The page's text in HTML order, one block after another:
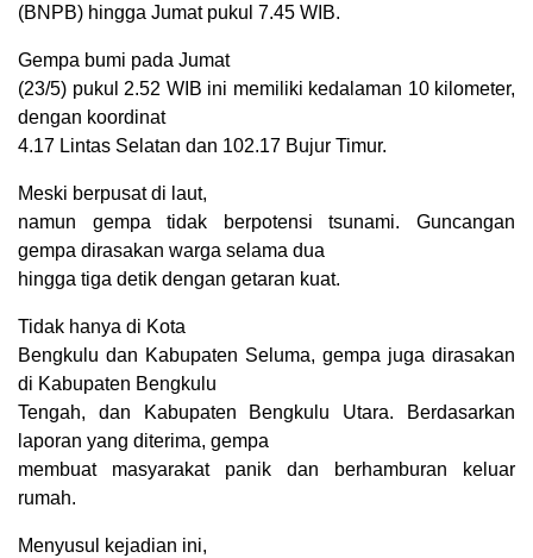
(BNPB) hingga Jumat pukul 7.45 WIB.
Gempa bumi pada Jumat
(23/5) pukul 2.52 WIB ini memiliki kedalaman 10 kilometer,
dengan koordinat
4.17 Lintas Selatan dan 102.17 Bujur Timur.
Meski berpusat di laut,
namun gempa tidak berpotensi tsunami. Guncangan
gempa dirasakan warga selama dua
hingga tiga detik dengan getaran kuat.
Tidak hanya di Kota
Bengkulu dan Kabupaten Seluma, gempa juga dirasakan
di Kabupaten Bengkulu
Tengah, dan Kabupaten Bengkulu Utara. Berdasarkan
laporan yang diterima, gempa
membuat masyarakat panik dan berhamburan keluar
rumah.
Menyusul kejadian ini,